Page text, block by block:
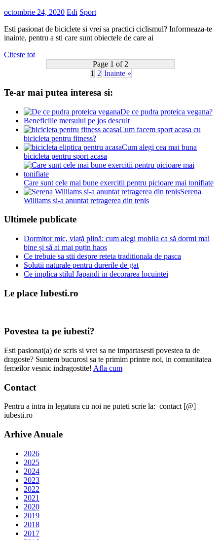
octombrie 24, 2020 Edi Sport
Esti pasionat de biciclete si vrei sa practici ciclismul? Informeaza-te
inainte, pentru a sti care sunt obiectele de care ai
Citeste tot
Page 1 of 2
1 2 Inainte »
Te-ar mai putea interesa si:
De ce pudra proteica vegana?
Beneficiile mersului pe jos descult
Cum facem sport acasa cu
bicicleta pentru fitness?
Cum alegi cea mai buna
bicicleta pentru sport acasa
Care sunt cele mai bune exercitii pentru picioare mai tonifiate
Serena
Williams si-a anuntat retragerea din tenis
Ultimele publicate
Dormitor mic, viață plină: cum alegi mobila ca să dormi mai
bine și să ai mai puțin haos
Ce trebuie sa stii despre reteta traditionala de pasca
Solutii naturale pentru durerile de gat
Ce implica stilul Japandi in decorarea locuintei
Le place Iubesti.ro
Povestea ta pe iubesti?
Esti pasionat(a) de scris si vrei sa ne impartasesti povestea ta de
dragoste? Suntem bucurosi sa te primim printre noi, in comunitatea
femeilor vesnic indragostite! Afla cum
Contact
Pentru a intra in legatura cu noi ne puteti scrie la: contact [@]
iubesti.ro
Arhive Anuale
2026
2025
2024
2023
2022
2021
2020
2019
2018
2017